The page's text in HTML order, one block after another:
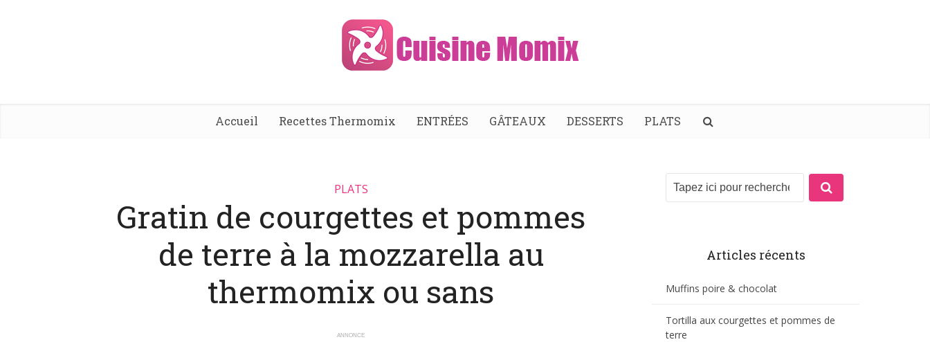
Accueil Recettes Thermomix ENTRÉES GÂTEAUX DESSERTS PLATS
PLATS
Gratin de courgettes et pommes
de terre à la mozzarella au
thermomix ou sans
ANNONCE
Articles récents
Muffins poire & chocolat
Tortilla aux courgettes et pommes de
terre